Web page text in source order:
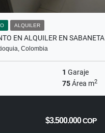
ALQUILER
EN ALQUILER EN SABANETA
Colombia
1 Garaje
75Área m2
$3.500.000COP